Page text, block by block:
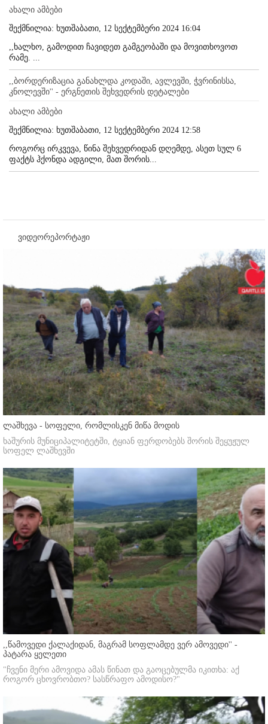
ახალი ამბები
შექმნილია: ხუთშაბათი, 12 სექტემბერი 2024 16:04
,,ხალხო, გამოდით ჩავიდეთ გამგეობაში და მოვითხოვოთ
რამე. ...
,,ბორდერიზაცია განახლდა კოდაში, ავლევში, ჭვრინისსა,
კნოლევში'' - ერგნეთის შეხვედრის დეტალები
ახალი ამბები
შექმნილია: ხუთშაბათი, 12 სექტემბერი 2024 12:58
როგორც ირკვევა, წინა შეხვედრიდან დღემდე, ასეთ სულ 6
ფაქტს ჰქონდა ადგილი, მათ შორის...
ვიდეორეპორტაჟი
ლაშხევა - სოფელი, რომლისკენ მიწა მოდის
ხაშურის მუნიციპალიტეტში, ტყიან ფერდობებს შორის შეყუჟულ
სოფელ ლაშხევში
,,წამოვედი ქალაქიდან, მაგრამ სოფლამდე ვერ ამოვედი'' -
პატარა ყელეთი
"ჩვენი მერი ამოვიდა ამას წინათ და გაოცებულმა იკითხა: აქ
როგორ ცხოვრობთო? სასწრაფო ამოდისო?"